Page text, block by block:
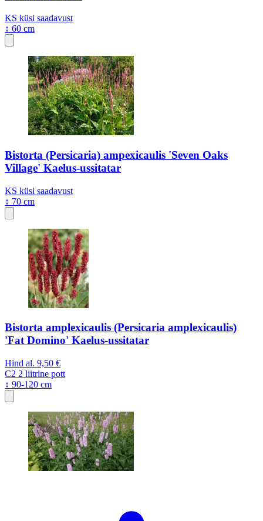
KS küsi saadavust
↕ 60 cm
Bistorta (Persicaria) ampexicaulis 'Seven Oaks
Village' Kaelus-ussitatar
KS küsi saadavust
↕ 70 cm
Bistorta amplexicaulis (Persicaria amplexicaulis)
'Fat Domino' Kaelus-ussitatar
Hind al. 9,50 €
C2 2 liitrine pott
↕ 90-120 cm